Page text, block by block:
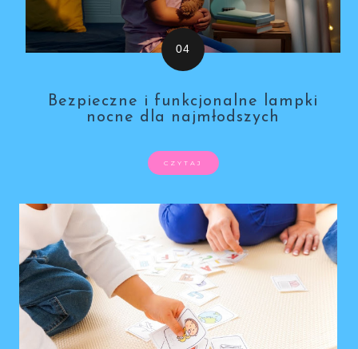
Bezpieczne i funkcjonalne lampki
nocne dla najmłodszych
CZYTAJ